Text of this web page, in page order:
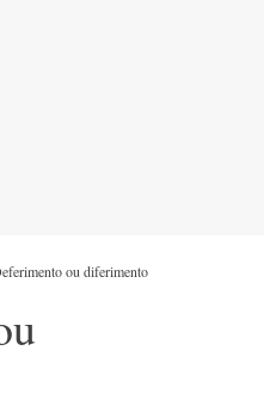
ou diferimento